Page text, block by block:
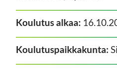
Koulutus alkaa:
Koulutuspaikkakunta: